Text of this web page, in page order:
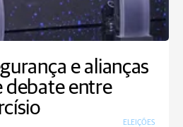
e alianças
debate entre
ELEIÇÕES